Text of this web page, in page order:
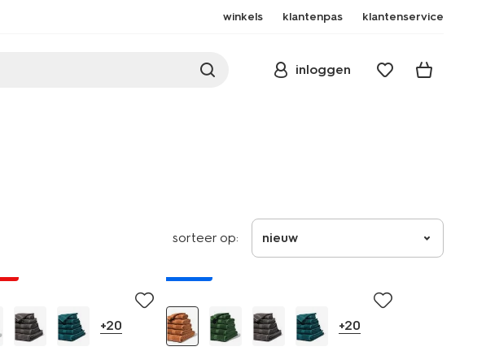
winkels klantenpas klantenservice
inloggen
sorteer op: nieuw
+20 +20